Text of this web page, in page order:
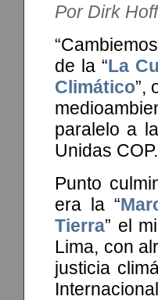
Por Dirk
de la “La
Climático”,
paralelo a
Unidas COP.
Punto
era la “
Tierra” el
Lima, con
justicia